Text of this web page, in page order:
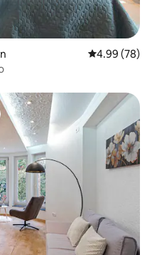
Calificación
4.99 (78)
huéspedes